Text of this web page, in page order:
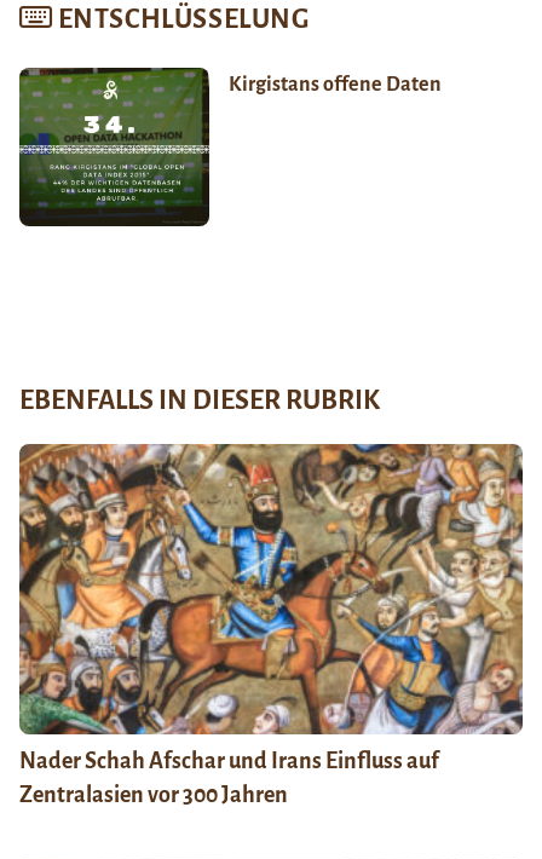
ENTSCHLÜSSELUNG
Kirgistans offene Daten
EBENFALLS IN DIESER RUBRIK
Nader Schah Afschar und Irans Einfluss auf
Zentralasien vor 300 Jahren